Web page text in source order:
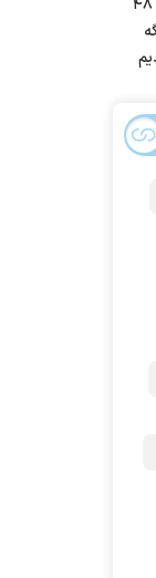
سنتکام: مسیر ۴۸